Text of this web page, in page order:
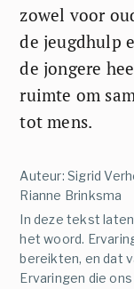
zowel voor
de jeugdhulp
de jongere
ruimte om
tot mens.
Auteur: Sigrid
Rianne Brinksma
In deze tekst
het woord.
bereikten, en dat
Ervaringen die